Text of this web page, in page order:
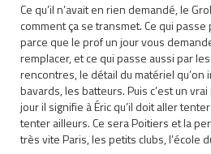
Ce qu’il n’avait en rien demandé, le
comment ça se transmet. Ce qui
parce que le prof un jour vous
remplacer, et ce qui passe aussi par
rencontres, le détail du matériel qu’on
bavards, les batteurs. Puis c’est un
jour il signifie à Éric qu’il doit aller
tenter ailleurs. Ce sera Poitiers et la
très vite Paris, les petits clubs, l’école